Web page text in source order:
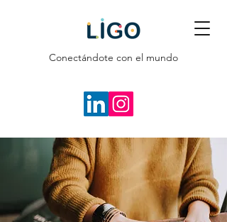
Conectándote con el mundo